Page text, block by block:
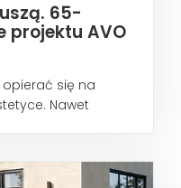
65-
projektu AVO
się na
Nawet